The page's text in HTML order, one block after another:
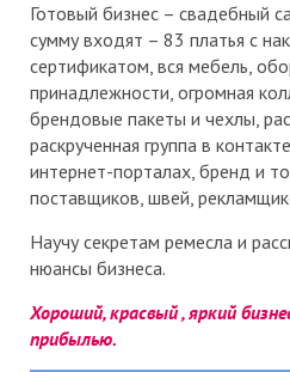
Готовый бизнес – свадебный
сумму входят – 83 платья с
сертификатом, вся мебель,
принадлежности, огромная
брендовые пакеты и чехлы,
раскрученная группа в
интернет-порталах, бренд и
поставщиков, швей,
Научу секретам ремесла и
нюансы бизнеса.
Хороший, красвый , яркий
прибылью.